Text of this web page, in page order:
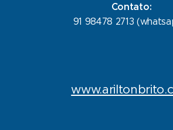
Contato:
91 98478 2713